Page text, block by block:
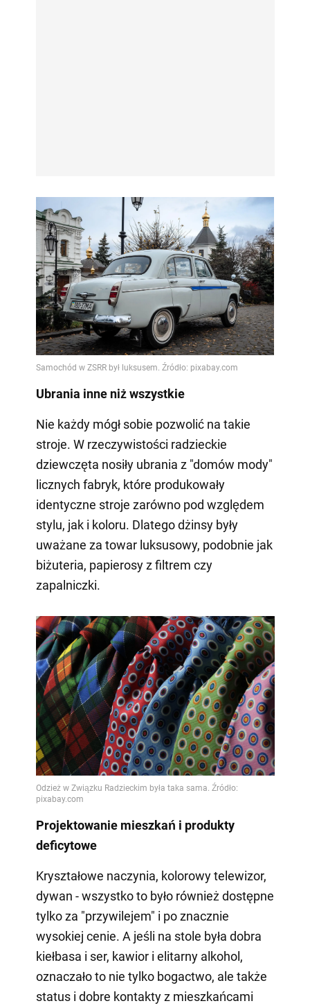
Ubrania inne niż wszystkie
Nie każdy mógł sobie pozwolić na takie
stroje. W rzeczywistości radzieckie
dziewczęta nosiły ubrania z "domów mody"
licznych fabryk, które produkowały
identyczne stroje zarówno pod względem
stylu, jak i koloru. Dlatego dżinsy były
uważane za towar luksusowy, podobnie jak
biżuteria, papierosy z filtrem czy
zapalniczki.
Projektowanie mieszkań i produkty
deficytowe
Kryształowe naczynia, kolorowy telewizor,
dywan - wszystko to było również dostępne
tylko za "przywilejem" i po znacznie
wysokiej cenie. A jeśli na stole była dobra
kiełbasa i ser, kawior i elitarny alkohol,
oznaczało to nie tylko bogactwo, ale także
status i dobre kontakty z mieszkańcami